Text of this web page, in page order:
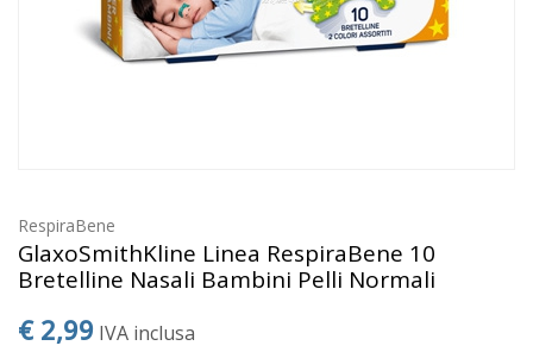
RespiraBene
GlaxoSmithKline Linea RespiraBene 10
Bretelline Nasali Bambini Pelli Normali
€ 2,99 IVA inclusa